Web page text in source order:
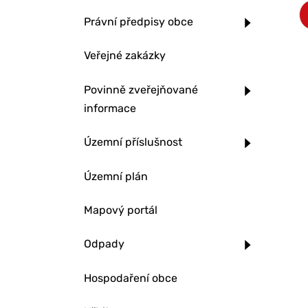
Právní předpisy obce
Veřejné zakázky
Povinně zveřejňované
informace
Územní příslušnost
Územní plán
Mapový portál
Odpady
Hospodaření obce